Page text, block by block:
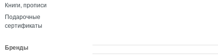
Книги, прописи
Подарочные
сертификаты
Бренды